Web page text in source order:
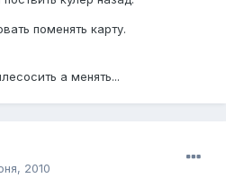
поменять карту.
а менять...
2010